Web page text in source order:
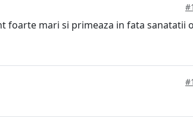
foarte mari si primeaza in fata sanatatii